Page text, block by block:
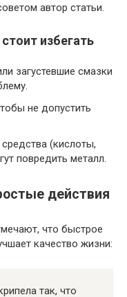
автор статьи.
избегать
загустевшие смазки
не допустить
(кислоты,
повредить металл.
действия
что быстрое
качество жизни:
так, что